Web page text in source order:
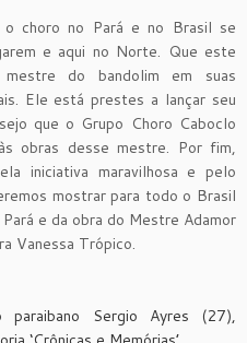
o choro no Pará e no Brasil se
e aqui no Norte. Que este
do bandolim em suas
Ele está prestes a lançar seu
que o Grupo Choro Caboclo
obras desse mestre. Por fim,
iniciativa maravilhosa e pelo
mostrar para todo o Brasil
e da obra do Mestre Adamor
Vanessa Trópico.
Sergio Ayres (27),